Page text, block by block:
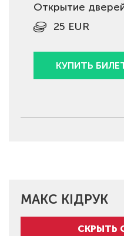
Открытие
25 EUR
КУПИТЬ
МАКС КІДРУК
СКРЫТЬ